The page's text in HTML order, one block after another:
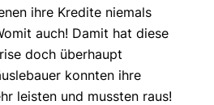
ihre Kredite niemals
auch! Damit hat diese
doch überhaupt
konnten ihre
leisten und mussten raus!